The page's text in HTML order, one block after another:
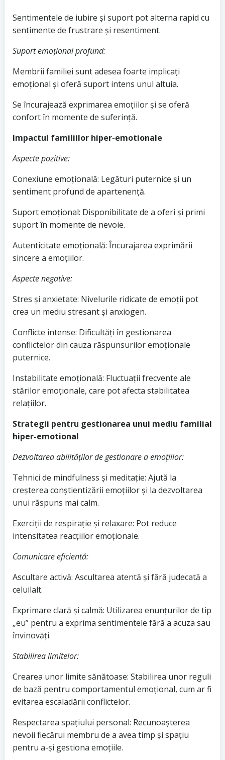
Sentimentele de iubire și suport pot alterna rapid cu
sentimente de frustrare și resentiment.
Suport emoțional profund:
Membrii familiei sunt adesea foarte implicați
emoțional și oferă suport intens unul altuia.
Se încurajează exprimarea emoțiilor și se oferă
confort în momente de suferință.
Impactul familiilor hiper-emotionale
Aspecte pozitive:
Conexiune emoțională: Legături puternice și un
sentiment profund de apartenență.
Suport emoțional: Disponibilitate de a oferi și primi
suport în momente de nevoie.
Autenticitate emoțională: Încurajarea exprimării
sincere a emoțiilor.
Aspecte negative:
Stres și anxietate: Nivelurile ridicate de emoții pot
crea un mediu stresant și anxiogen.
Conflicte intense: Dificultăți în gestionarea
conflictelor din cauza răspunsurilor emoționale
puternice.
Instabilitate emoțională: Fluctuații frecvente ale
stărilor emoționale, care pot afecta stabilitatea
relațiilor.
Strategii pentru gestionarea unui mediu familial
hiper-emotional
Dezvoltarea abilităților de gestionare a emoțiilor:
Tehnici de mindfulness și meditație: Ajută la
creșterea conștientizării emoțiilor și la dezvoltarea
unui răspuns mai calm.
Exerciții de respirație și relaxare: Pot reduce
intensitatea reacțiilor emoționale.
Comunicare eficientă:
Ascultare activă: Ascultarea atentă și fără judecată a
celuilalt.
Exprimare clară și calmă: Utilizarea enunțurilor de tip
„eu” pentru a exprima sentimentele fără a acuza sau
învinovăți.
Stabilirea limitelor:
Crearea unor limite sănătoase: Stabilirea unor reguli
de bază pentru comportamentul emoțional, cum ar fi
evitarea escaladării conflictelor.
Respectarea spațiului personal: Recunoașterea
nevoii fiecărui membru de a avea timp și spațiu
pentru a-și gestiona emoțiile.